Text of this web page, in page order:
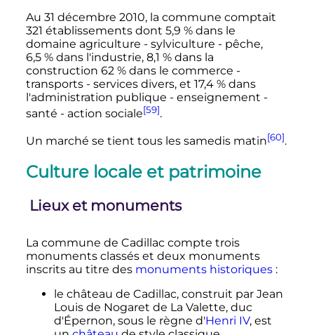
Au 31 décembre 2010, la commune comptait
321 établissements dont 5,9 %dans le
domaine agriculture - sylviculture - pêche,
6,5 %dans l'industrie, 8,1 %dans la
construction 62 %dans le commerce -
transports - services divers, et 17,4 %dans
l'administration publique - enseignement -
santé - action sociale[59].
Un marché se tient tous les samedis matin[60].
Culture locale et patrimoine
Lieux et monuments
La commune de Cadillac compte trois
monuments classés et deux monuments
inscrits au titre des monuments historiques :
le château de Cadillac, construit par Jean
Louis de Nogaret de La Valette, duc
d'Épernon, sous le règne d'Henri IV, est